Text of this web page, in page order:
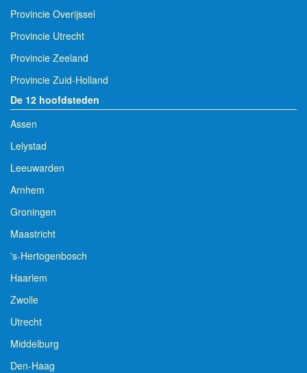
Provincie Overijssel
Provincie Utrecht
Provincie Zeeland
Provincie Zuid-Holland
De 12 hoofdsteden
Assen
Lelystad
Leeuwarden
Arnhem
Groningen
Maastricht
's-Hertogenbosch
Haarlem
Zwolle
Utrecht
Middelburg
Den-Haag